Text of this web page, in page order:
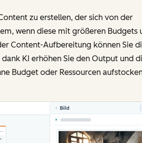
zu erstellen, der sich von der
wenn diese mit größeren Budgets
Content-Aufbereitung können Sie
KI erhöhen Sie den Output und
Budget oder Ressourcen